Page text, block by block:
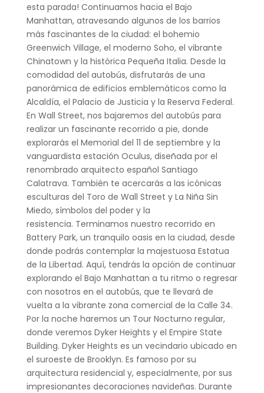
esta parada! Continuamos hacia el Bajo
Manhattan, atravesando algunos de los barrios
más fascinantes de la ciudad: el bohemio
Greenwich Village, el moderno Soho, el vibrante
Chinatown y la histórica Pequeña Italia. Desde la
comodidad del autobús, disfrutarás de una
panorámica de edificios emblemáticos como la
Alcaldía, el Palacio de Justicia y la Reserva Federal.
En Wall Street, nos bajaremos del autobús para
realizar un fascinante recorrido a pie, donde
explorarás el Memorial del 11 de septiembre y la
vanguardista estación Oculus, diseñada por el
renombrado arquitecto español Santiago
Calatrava. También te acercarás a las icónicas
esculturas del Toro de Wall Street y La Niña Sin
Miedo, símbolos del poder y la
resistencia. Terminamos nuestro recorrido en
Battery Park, un tranquilo oasis en la ciudad, desde
donde podrás contemplar la majestuosa Estatua
de la Libertad. Aquí, tendrás la opción de continuar
explorando el Bajo Manhattan a tu ritmo o regresar
con nosotros en el autobús, que te llevará de
vuelta a la vibrante zona comercial de la Calle 34.
Por la noche haremos un Tour Nocturno regular,
donde veremos Dyker Heights y el Empire State
Building. Dyker Heights es un vecindario ubicado en
el suroeste de Brooklyn. Es famoso por su
arquitectura residencial y, especialmente, por sus
impresionantes decoraciones navideñas. Durante